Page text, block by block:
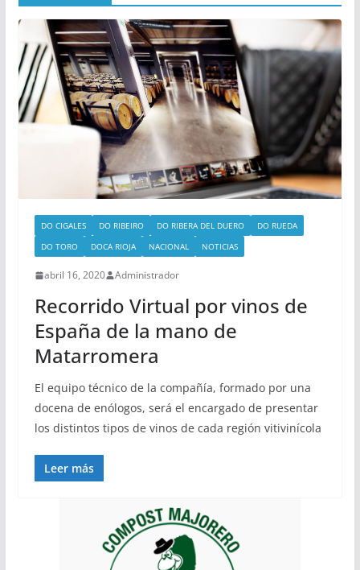
DO CIGALES DO RIBEIRO DO RIBERA DEL DUERO
DO RUEDA
DO TORO
DOCA RIOJA NACIONAL NOTICIAS
abril 16, 2020 Administrador
Recorrido Virtual por vinos de
España de la mano de
Matarromera
El equipo técnico de la compañía, formado por una
docena de enólogos, será el encargado de presentar
los distintos tipos de vinos de cada región vitivinícola
Leer más